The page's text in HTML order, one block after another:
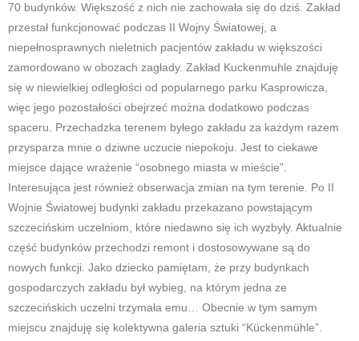
70 budynków. Większość z nich nie zachowała się do dziś. Zakład
przestał funkcjonować podczas II Wojny Światowej, a
niepełnosprawnych nieletnich pacjentów zakładu w większości
zamordowano w obozach zagłady. Zakład Kuckenmuhle znajduję
się w niewielkiej odległości od popularnego parku Kasprowicza,
więc jego pozostałości obejrzeć można dodatkowo podczas
spaceru. Przechadzka terenem byłego zakładu za każdym razem
przysparza mnie o dziwne uczucie niepokoju. Jest to ciekawe
miejsce dające wrażenie “osobnego miasta w mieście”.
Interesująca jest również obserwacja zmian na tym terenie. Po II
Wojnie Światowej budynki zakładu przekazano powstającym
szczecińskim uczelniom, które niedawno się ich wyzbyły. Aktualnie
część budynków przechodzi remont i dostosowywane są do
nowych funkcji. Jako dziecko pamiętam, że przy budynkach
gospodarczych zakładu był wybieg, na którym jedna ze
szczecińskich uczelni trzymała emu… Obecnie w tym samym
miejscu znajduję się kolektywna galeria sztuki “Kückenmühle”.